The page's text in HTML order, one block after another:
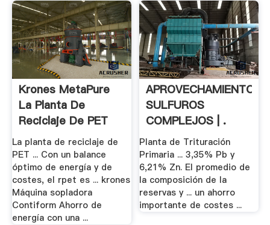
Krones MetaPure
La Planta De
Reciclaje De PET
De .
La planta de reciclaje de
PET ... Con un balance
óptimo de energía y de
costes, el rpet es ... krones
Máquina sopladora
Contiform Ahorro de
energía con una ...
APROVECHAMIENTO
SULFUROS
COMPLEJOS | .
Planta de Trituración
Primaria ... 3,35% Pb y
6,21% Zn. El promedio de
la composición de la
reservas y ... un ahorro
importante de costes ...